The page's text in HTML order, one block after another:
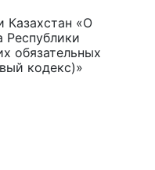
Казахстан «О
Республики
обязательных
кодекс)»